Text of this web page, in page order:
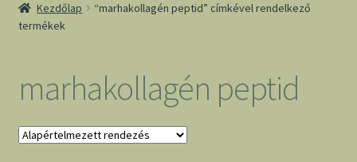
Kezdőlap
“marhakollagén peptid” címkével rendelkező
termékek
marhakollagén peptid